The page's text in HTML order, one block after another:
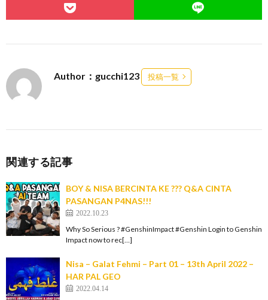
Author：gucchi123 投稿一覧
関連する記事
BOY & NISA BERCINTA KE ??? Q&A CINTA
PASANGAN P4NAS!!!
2022.10.23
Why So Serious ? #GenshinImpact #Genshin Login to Genshin
Impact now to rec[…]
Nisa – Galat Fehmi – Part 01 – 13th April 2022 –
HAR PAL GEO
2022.04.14